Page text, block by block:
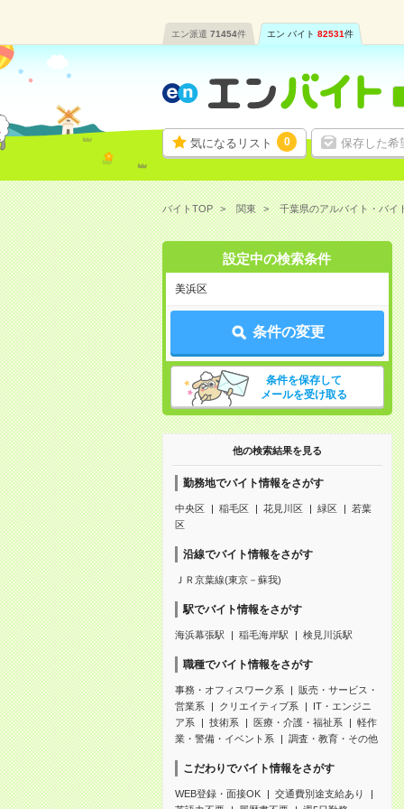
エン派遣 71454件 エン バイト 82531件
気になるリスト 0 保存した希
バイトTOP 関東 千葉県のアルバイト・バイ
設定中の検索条件
美浜区
条件の変更
条件を保存して
メールを受け取る
他の検索結果を見る
勤務地でバイト情報をさがす
中央区 稲毛区 花見川区 緑区
若葉
区
沿線でバイト情報をさがす
ＪＲ京葉線(東京－蘇我)
駅でバイト情報をさがす
海浜幕張駅 稲毛海岸駅 検見川浜駅
職種でバイト情報をさがす
事務・オフィスワーク系
販売・サービス・
営業系
クリエイティブ系
IT・エンジニ
ア系
技術系 医療・介護・福祉系
軽作
業・警備・イベント系
調査・教育・その他
こだわりでバイト情報をさがす
WEB登録・面接OK
交通費別途支給あり